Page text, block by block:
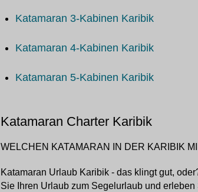
Katamaran 3-Kabinen Karibik
Katamaran 4-Kabinen Karibik
Katamaran 5-Kabinen Karibik
Katamaran Charter Karibik
WELCHEN KATAMARAN IN DER KARIBIK
Katamaran Urlaub Karibik - das klingt gut,
Sie Ihren Urlaub zum Segelurlaub und